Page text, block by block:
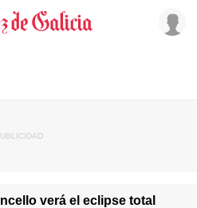
verá el eclipse total